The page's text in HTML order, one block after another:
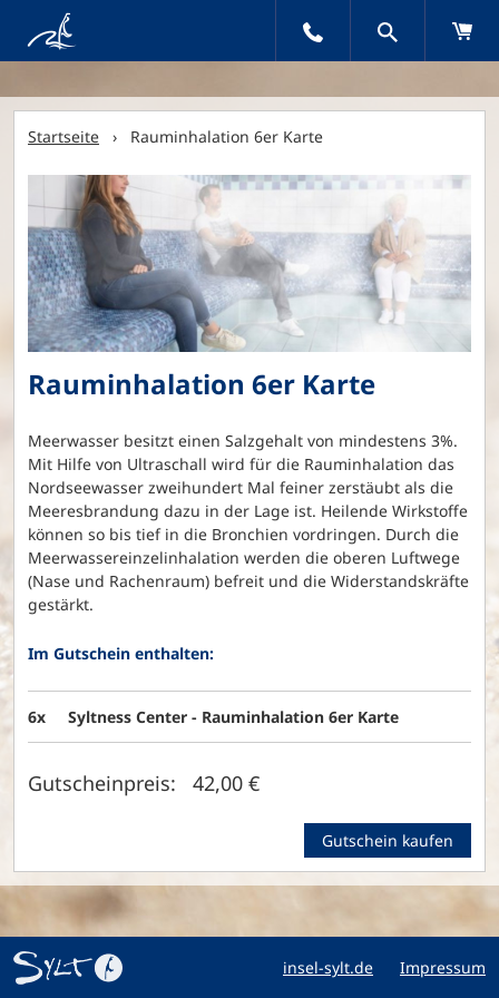
Startseite › Rauminhalation 6er Karte
Rauminhalation 6er Karte
Meerwasser besitzt einen Salzgehalt von mindestens 3%.
Mit Hilfe von Ultraschall wird für die Rauminhalation das
Nordseewasser zweihundert Mal feiner zerstäubt als die
Meeresbrandung dazu in der Lage ist. Heilende Wirkstoffe
können so bis tief in die Bronchien vordringen. Durch die
Meerwassereinzelinhalation werden die oberen Luftwege
(Nase und Rachenraum) befreit und die Widerstandskräfte
gestärkt.
Im Gutschein enthalten:
6x Syltness Center - Rauminhalation 6er Karte
Gutscheinpreis: 42,00 €
Gutschein kaufen
insel-sylt.de Impressum